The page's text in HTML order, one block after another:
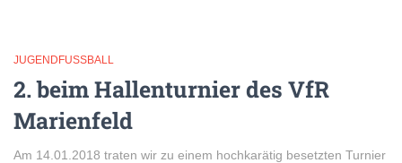
JUGENDFUSSBALL
2. beim Hallenturnier des VfR
Marienfeld
Am 14.01.2018 traten wir zu einem hochkarätig besetzten Turnier